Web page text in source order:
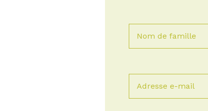
Nom de famille
Adresse e-mail